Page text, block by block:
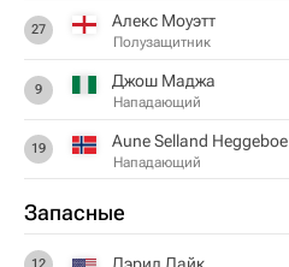
27 Алекс Моуэтт
Полузащитник
9 Джош Маджа
Нападающий
19 Aune Selland Heggeboe
Нападающий
Запасные
12